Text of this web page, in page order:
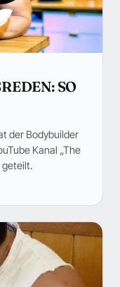
SO
der Bodybuilder
Kanal „The
geteilt.